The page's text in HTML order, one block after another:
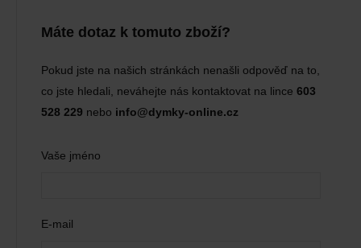
Máte dotaz k tomuto zboží?
Pokud jste na našich stránkách nenašli odpověď na to,
co jste hledali, neváhejte nás kontaktovat na lince 603
528 229 nebo info@dymky-online.cz
Vaše jméno
E-mail